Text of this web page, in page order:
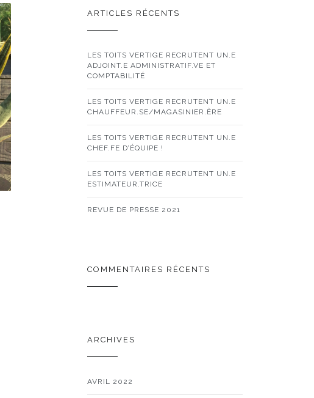
ARTICLES RÉCENTS
LES TOITS VERTIGE RECRUTENT UN.E
ADJOINT.E ADMINISTRATIF.VE ET
COMPTABILITÉ
LES TOITS VERTIGE RECRUTENT UN.E
CHAUFFEUR.SE/MAGASINIER.ÈRE
LES TOITS VERTIGE RECRUTENT UN.E
CHEF.FE D’ÉQUIPE !
LES TOITS VERTIGE RECRUTENT UN.E
ESTIMATEUR.TRICE
REVUE DE PRESSE 2021
COMMENTAIRES RÉCENTS
ARCHIVES
AVRIL 2022